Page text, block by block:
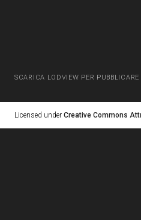
SCARICA LODVIEW PER
Licensed under Creative Commons